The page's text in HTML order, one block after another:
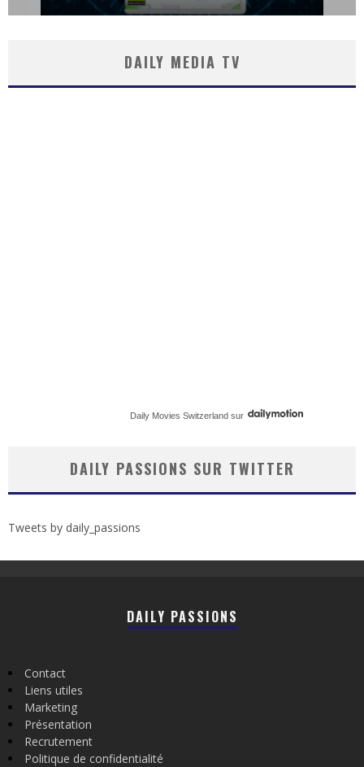
DAILY MEDIA TV
Daily Movies Switzerland sur
DAILY PASSIONS SUR TWITTER
Tweets by daily_passions
DAILY PASSIONS
Contact
Liens utiles
Marketing
Présentation
Recrutement
Politique de confidentialité